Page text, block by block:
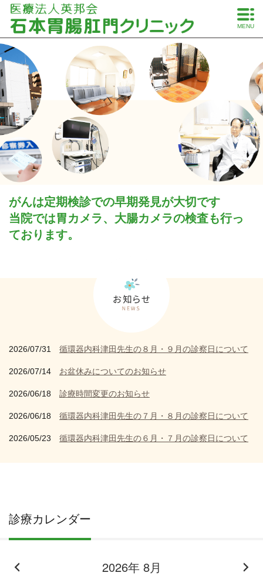
MENU
がんは定期検診での早期発見が大切です
当院では胃カメラ、大腸カメラの検査も行っ
ております。
2026/07/31 循環器内科津田先生の８月・９月の診察日について
2026/07/14 お盆休みについてのお知らせ
2026/06/18 診療時間変更のお知らせ
2026/06/18 循環器内科津田先生の７月・８月の診察日について
2026/05/23 循環器内科津田先生の６月・７月の診察日について
診療カレンダー
2026年 8月